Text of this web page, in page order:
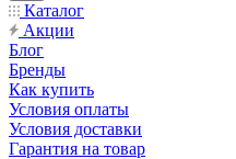
Каталог
Акции
Блог
Бренды
Как купить
Условия оплаты
Условия доставки
Гарантия на товар